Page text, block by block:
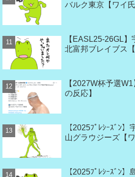
バルク東京【ワイ氏
【EASL25-26GL
北富邦ブレイブス
【2027W杯予選
の反応】
【2025ﾌﾟﾚｼｰｽﾞﾝ
山グラウジーズ【
【2025ﾌﾟﾚｼｰｽﾞﾝ